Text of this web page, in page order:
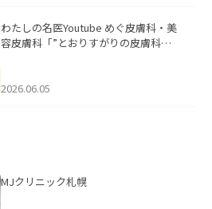
わたしの名医Youtube めぐ皮膚科・美
容皮膚科「”とおりすがりの皮膚科
2026.06.05
MJクリニック札幌